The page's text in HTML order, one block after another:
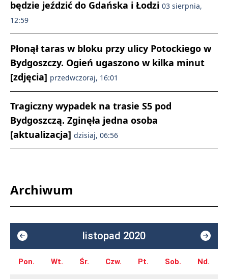
będzie jeździć do Gdańska i Łodzi 03 sierpnia,
12:59
Płonął taras w bloku przy ulicy Potockiego w
Bydgoszczy. Ogień ugaszono w kilka minut
[zdjęcia] przedwczoraj, 16:01
Tragiczny wypadek na trasie S5 pod
Bydgoszczą. Zginęła jedna osoba
[aktualizacja] dzisiaj, 06:56
Archiwum
listopad 2020
Pon. Wt. Śr. Czw. Pt. Sob. Nd.